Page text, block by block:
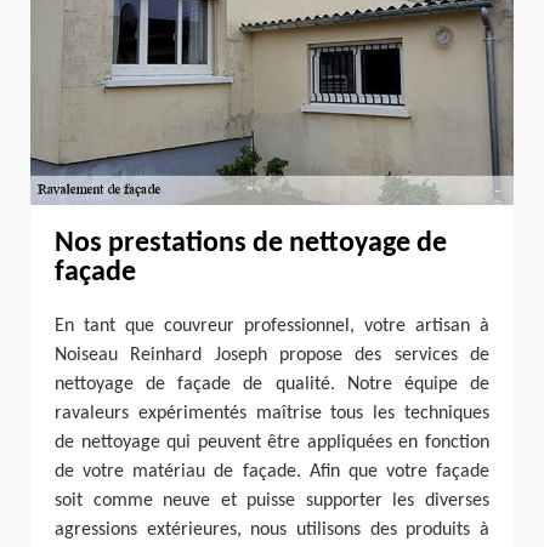
Nos prestations de nettoyage de
façade
En tant que couvreur professionnel, votre artisan à
Noiseau Reinhard Joseph propose des services de
nettoyage de façade de qualité. Notre équipe de
ravaleurs expérimentés maîtrise tous les techniques
de nettoyage qui peuvent être appliquées en fonction
de votre matériau de façade. Afin que votre façade
soit comme neuve et puisse supporter les diverses
agressions extérieures, nous utilisons des produits à